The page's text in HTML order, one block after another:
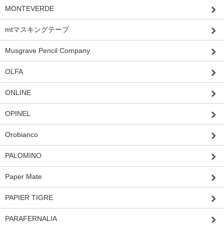
MONTEVERDE
mtマスキングテープ
Musgrave Pencil Company
OLFA
ONLINE
OPINEL
Orobianco
PALOMINO
Paper Mate
PAPIER TIGRE
PARAFERNALIA